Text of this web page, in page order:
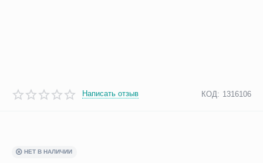
Написать отзыв КОД: 1316106
НЕТ В НАЛИЧИИ